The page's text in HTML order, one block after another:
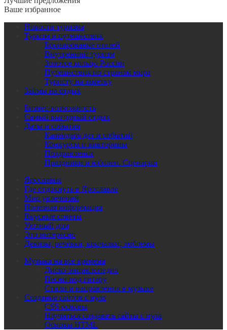
Ваше избранное
Новости туризма
Туризм и путешествия
Бронирование отелей
Внутренний туризм
Золотое кольцо России
Путешествия по странам мира
Туристу на заметку
Займы на отдых
Бизнес-возможность
Самый выгодный отдых
Даты и события
Календарь дат и событий
Конкурсы и викторины
Поздравления
Праздники и юбилеи. Сценарии
Ярославия
Где отдохнуть в Ярославле
Мир увлечений
Полезная информация
Вкусные советы
Уютный дом
Это интересно
Девизы, речёвки, кричалки, эмблемы
Музыка на все времена
Диско-энциклопедия
Песни под гитару
Стили и направления в музыке
Создание сайтов с нуля
CSS основы
Научиться создавать сайты с нуля
Основы HTML